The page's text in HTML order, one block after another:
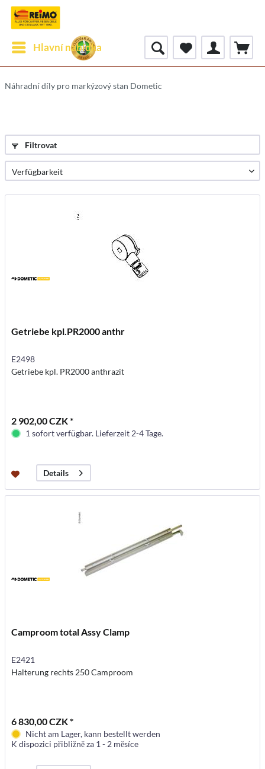
Hlavní nabídka
Náhradní díly pro markýzový stan Dometic
Filtrovat
Getriebe kpl.PR2000 anthr
E2498
Getriebe kpl. PR2000 anthrazit
2 902,00 CZK *
1 sofort verfügbar. Lieferzeit 2-4 Tage.
Details
Camproom total Assy Clamp
E2421
Halterung rechts 250 Camproom
6 830,00 CZK *
Nicht am Lager, kann bestellt werden
K dispozici přibližně za 1 - 2 měsíce